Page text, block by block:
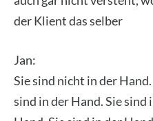
der Kli­ent das sel­ber
Jan:
Sie sind nicht in der
sind in der Hand. Sie sind